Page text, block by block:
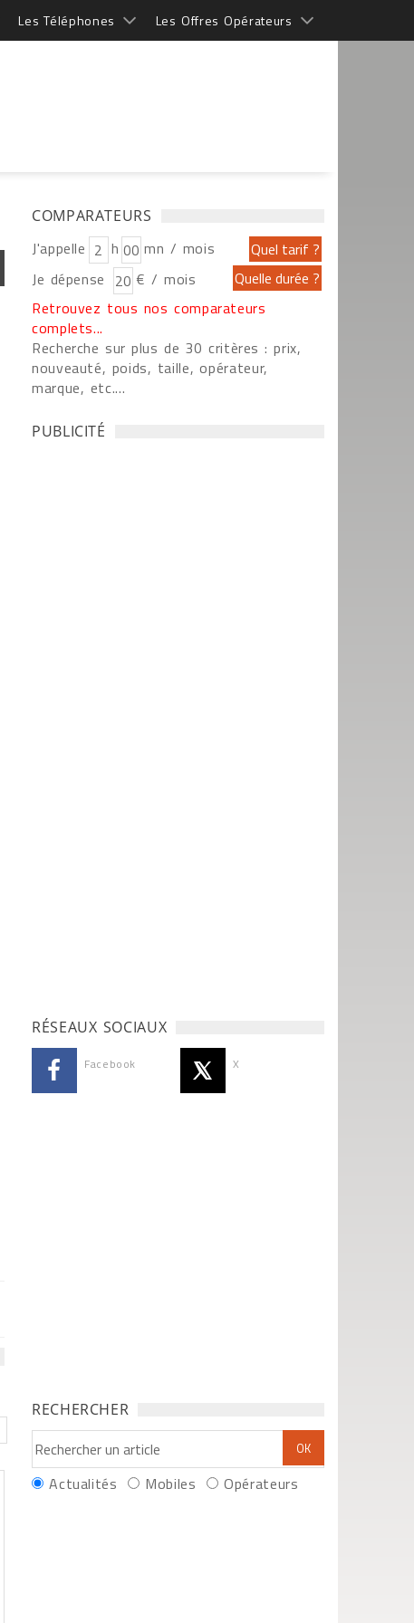
Les Téléphones Les Offres Opérateurs
COMPARATEURS
J'appelle h
mn / mois
Je dépense
€ / mois
Retrouvez tous nos comparateurs
complets...
Recherche sur plus de 30 critères : prix,
nouveauté, poids, taille, opérateur,
marque, etc....
PUBLICITÉ
RÉSEAUX SOCIAUX
Facebook X
RECHERCHER
Actualités Mobiles Opérateurs